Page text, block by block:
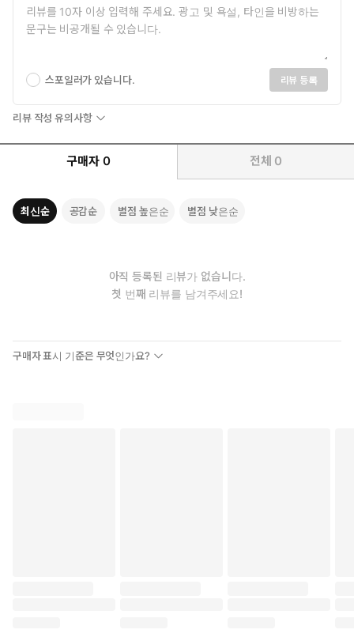
여기서 이 책의 진짜 가치가 드러난다. 저자는 코딩을 모르는 사람
하다.
비밀은 '프롬프트'에 있다. AI에게 올바른 질문을 던지면, AI는 올바
른 답을 내놓는다. 문제는 대부분의 사람이 올바른 질문을 모른다는
그러나 "20년 경력의 카피라이터처럼, 30대 주부가 클릭할 수밖에
없는 감성적인 톤으로, 공감-문제-해결 구조에 맞춰 글을 써라"라고
이 책은 그 '올바른 질문'을 알려준다. 더 나아가, 질문을 만드는 질문
까지 알려준다. 저자는 이를 '메타 프롬프트 해킹'이라 부른다. AI에
그린다.
스포일러가 있습니다. 리뷰 등록
리뷰 작성 유의사항
구매자 0 전체 0
최신순 공감순 별점 높은순 별점 낮은순
아직 등록된 리뷰가 없습니다.
첫 번째 리뷰를 남겨주세요!
구매자 표시 기준은 무엇인가요?